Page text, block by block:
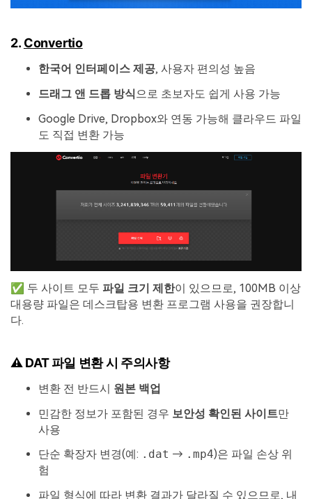
2. Convertio
한국어 인터페이스 제공, 사용자 편의성 높음
드래그 앤 드롭 방식으로 초보자도 쉽게 사용 가능
Google Drive, Dropbox와 연동 가능해 클라우드 파일
도 직접 변환 가능
✅ 두 사이트 모두 파일 크기 제한이 있으므로, 100MB 이상
대용량 파일은 데스크탑용 변환 프로그램 사용을 권장합니
다.
⚠️ DAT 파일 변환 시 주의사항
변환 전 반드시 원본 백업
민감한 정보가 포함된 경우 보안성 확인된 사이트만
사용
단순 확장자 변경(예: .dat → .mp4)은 파일 손상 위
험
파일 형식에 따라 변환 결과가 달라질 수 있으므로, 내